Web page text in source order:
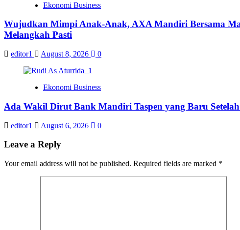
Ekonomi Business
Wujudkan Mimpi Anak-Anak, AXA Mandiri Bersama
Melangkah Pasti
editor1 August 8, 2026 0
Ekonomi Business
Ada Wakil Dirut Bank Mandiri Taspen yang Baru
editor1 August 6, 2026 0
Leave a Reply
Your email address will not be published. Required fields are marked *